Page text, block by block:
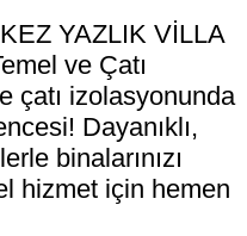
YAZLIK VİLLA
ve Çatı
çatı izolasyonunda
Dayanıklı,
binalarınızı
hizmet için hemen